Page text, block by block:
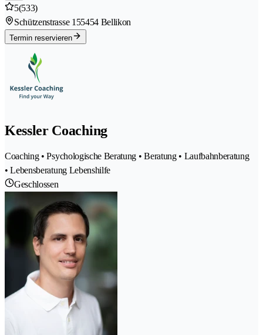
5(533)
Schützenstrasse 155454 Bellikon
Termin reservieren
Kessler Coaching
Coaching • Psychologische Beratung • Beratung • Laufbahnberatung
• Lebensberatung Lebenshilfe
Geschlossen